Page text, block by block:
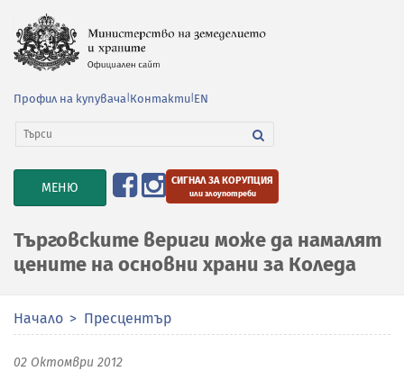
Профил на купувача Контакти EN
TOGGLE
NAVIGATION
МЕНЮ СИГНАЛ ЗА КОРУПЦИЯ
или злоупотреби
Търговските вериги може да намалят
цените на основни храни за Коледа
Начало Пресцентър
02 Октомври 2012